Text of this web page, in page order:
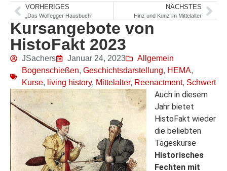
VORHERIGES
„Das Wolfegger Hausbuch“
NÄCHSTES
Hinz und Kunz im Mittelalter
Kursangebote von
HistoFakt 2023
JSachers Januar 24, 2023
Allgemein
Bogenschießen, Geschichtsdarstellung, HEMA,
Kurse, living history, Mittelalter, Reenactment, Schwert
Auch in diesem
Jahr bietet
HistoFakt wieder
die beliebten
Tageskurse
Historisches
Fechten mit